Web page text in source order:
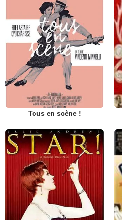
Tous en scène !